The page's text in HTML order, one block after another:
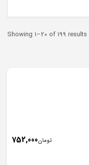
Showing 1–20 of 199 results
تومان752,000